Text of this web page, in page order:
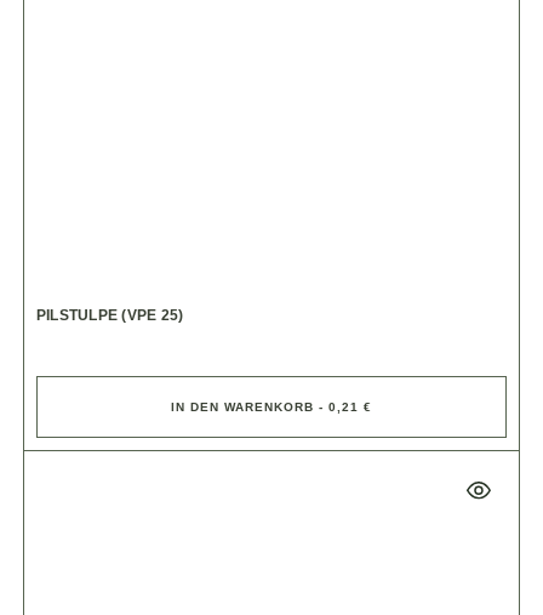
PILSTULPE (VPE 25)
IN DEN WARENKORB - 0,21 €